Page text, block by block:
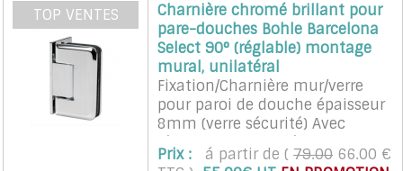
TOP VENTES
Charnière chromé brillant pour
pare-douches Bohle Barcelona
Select 90° (réglable) montage
mural, unilatéral
Fixation/Charnière mur/verre
pour paroi de douche épaisseur
8mm (verre sécurité) Avec
réglage du point zéro. Cette
charnière nécessite un
Prix : á partir de ( 79.00 66.00 €